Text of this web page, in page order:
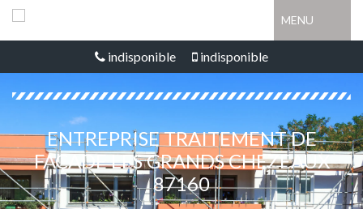
MENU
indisponible indisponible
ENTREPRISE TRAITEMENT DE
FAÇADE LES GRANDS CHEZEAUX
87160